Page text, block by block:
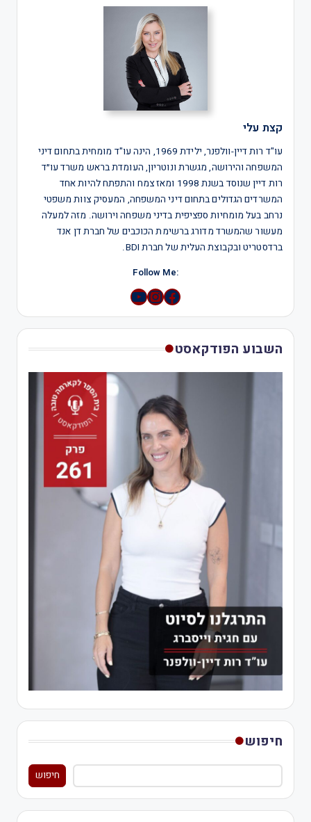
קצת עלי
עו"ד רות דיין-וולפנר, ילידת 1969, הינה עו"ד מומחית בתחום דיני
המשפחה והירושה, מגשרת ונוטריון, העומדת בראש משרד עו״ד
רות דיין שנוסד בשנת 1998 ומאז צמח והתפתח להיות אחד
המשרדים הגדולים בתחום דיני המשפחה, המעסיק צוות משפטי
נרחב בעל מומחיות ספציפית בדיני משפחה וירושה. מזה למעלה
מעשור שהמשרד מדורג ברשימת הכוכבים של חברת דן אנד
ברדסטריט ובקבוצת העלית של חברת BDI.
:Follow Me
Instagram
YouTube
השבוע הפודקאסט
חיפוש
חיפוש